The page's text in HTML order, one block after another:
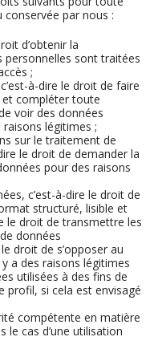
par nous :
d’obtenir la
sont traitées
;
à-dire le droit de faire
compléter toute
voir des données
légitimes ;
sur le traitement de
le droit de demander la
pour des raisons
c’est-à-dire le droit de
structuré, lisible et
le droit de transmettre les
données
droit de s’opposer au
a des raisons légitimes
utilisées à des fins de
si cela est envisagé
compétente en matière
le cas d’une utilisation